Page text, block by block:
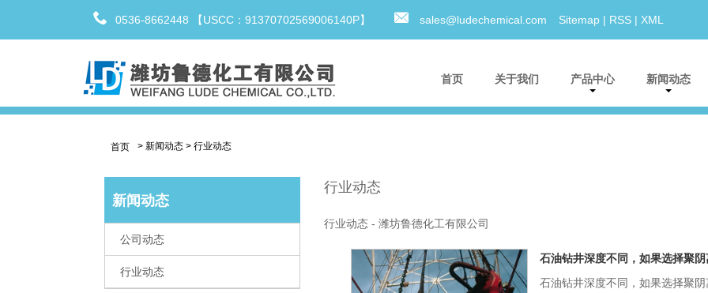
0536-8662448 【USCC：91370702569006140P】 sales@ludechemical.com Sitemap| RSS| XML
首页 关于我们 产品中心 新闻动态
首页 > 新闻动态 > 行业动态
新闻动态
公司动态
行业动态
行业动态
行业动态 - 潍坊鲁德化工有限公司
石油钻井深度不同，如果选择聚
石油钻井深度不同，如果选择聚